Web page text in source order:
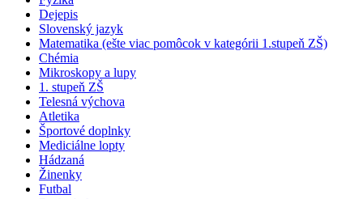
Dejepis
Slovenský jazyk
Matematika (ešte viac pomôcok v kategórii 1.stupeň ZŠ)
Chémia
Mikroskopy a lupy
1. stupeň ZŠ
Telesná výchova
Atletika
Športové doplnky
Mediciálne lopty
Hádzaná
Žinenky
Futbal